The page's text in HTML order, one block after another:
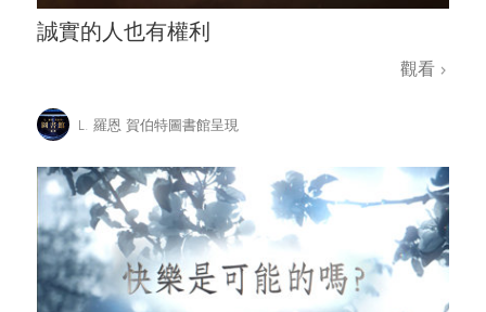
誠實的人也有權利
觀看
L. 羅恩 賀伯特圖書館呈現